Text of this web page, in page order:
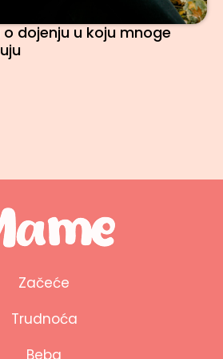
dojenju u koju mnoge
Začeće
Trudnoća